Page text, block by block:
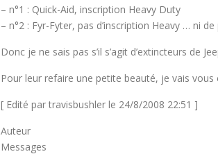
– n°1 : Quick-Aid, inscription Heavy Duty
– n°2 : Fyr-Fyter, pas d’inscription Heavy … ni
Donc je ne sais pas s’il s’agit d’extincteurs de
Pour leur refaire une petite beauté, je vais
[ Edité par travisbushler le 24/8/2008 22:51 ]
Auteur
Messages